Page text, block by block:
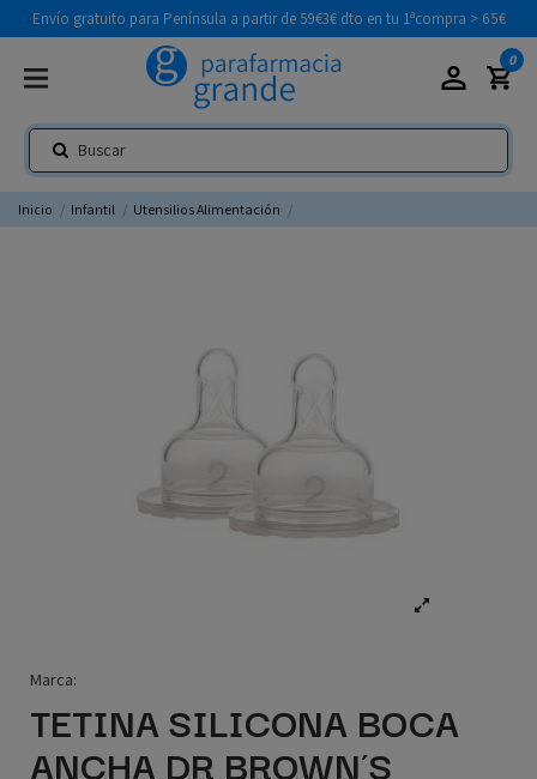
Envío gratuito para Península a partir de 59€3€ dto en tu 1ªcompra > 65€
0
Inicio Infantil Utensilios Alimentación
Marca:
TETINA SILICONA BOCA
ANCHA DR BROWN´S